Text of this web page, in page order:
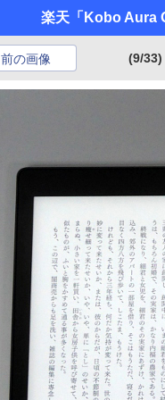
楽天「Kobo Aura
前の画像 (9/33)